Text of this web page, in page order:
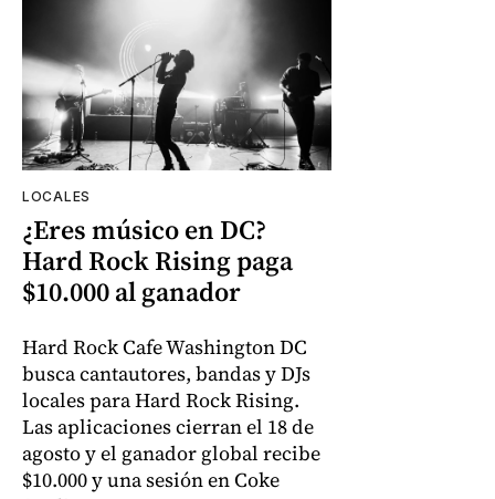
LOCALES
¿Eres músico en DC?
Hard Rock Rising paga
$10.000 al ganador
Hard Rock Cafe Washington DC
busca cantautores, bandas y DJs
locales para Hard Rock Rising.
Las aplicaciones cierran el 18 de
agosto y el ganador global recibe
$10.000 y una sesión en Coke